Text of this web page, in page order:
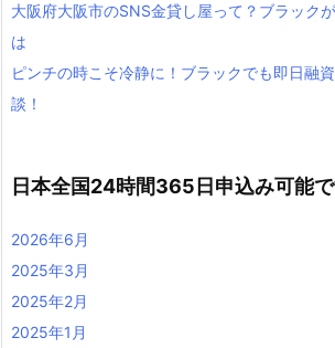
大阪府大阪市のSNS金貸し屋って？ブラック
は
ピンチの時こそ冷静に！ブラックでも即日融
談！
日本全国24時間365日申込み可能で
2026年6月
2025年3月
2025年2月
2025年1月